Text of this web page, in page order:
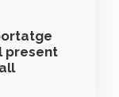
present